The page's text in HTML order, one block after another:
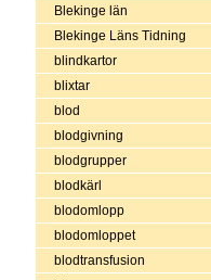
Blekinge län
Blekinge Läns Tidning
blindkartor
blixtar
blod
blodgivning
blodgrupper
blodkärl
blodomlopp
blodomloppet
blodtransfusion